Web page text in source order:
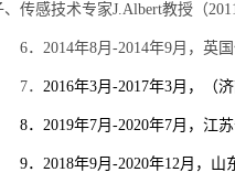
、传感技术专家J.Albert教授（
6． 2014年8月 -2014年9月，英
7． 2016年3月 -2017年3月，（
8． 2019年7月 -2020年7月，江
9． 2018年9月 -2020年12月，山